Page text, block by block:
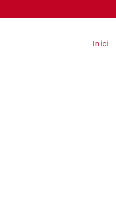
Inici